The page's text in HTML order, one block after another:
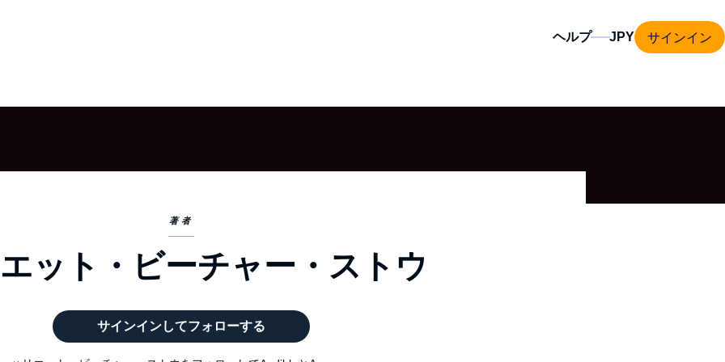
ヘルプ サインイン
著者
ット・ビーチャー・ストウ
サインインしてフォローする